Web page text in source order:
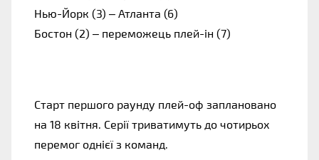
Нью-Йорк (3) – Атланта (6)
Бостон (2) – переможець плей-ін (7)
Старт першого раунду плей-оф заплановано
на 18 квітня. Серії триватимуть до чотирьох
перемог однієї з команд.